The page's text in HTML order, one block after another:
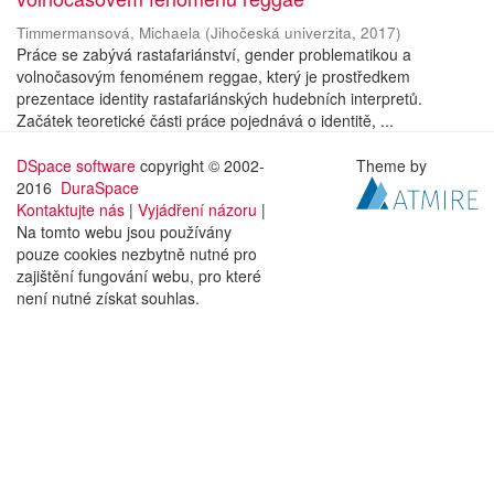
Timmermansová, Michaela (Jihočeská univerzita, 2017)
Práce se zabývá rastafariánství, gender problematikou a
volnočasovým fenoménem reggae, který je prostředkem
prezentace identity rastafariánských hudebních interpretů.
Začátek teoretické části práce pojednává o identitě, ...
DSpace software copyright © 2002-
2016 DuraSpace
Kontaktujte nás | Vyjádření názoru |
Na tomto webu jsou používány
pouze cookies nezbytně nutné pro
zajištění fungování webu, pro které
není nutné získat souhlas.
Theme by